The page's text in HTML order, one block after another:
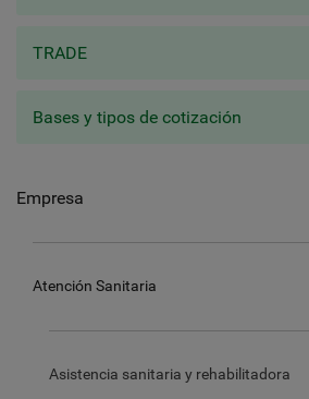
TRADE
Bases y tipos de cotización
Empresa
Atención Sanitaria
Asistencia sanitaria y rehabilitadora